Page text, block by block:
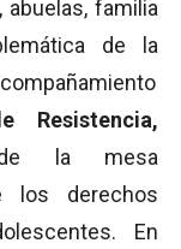
familia
de la
Resistencia,
la mesa
los derechos
En